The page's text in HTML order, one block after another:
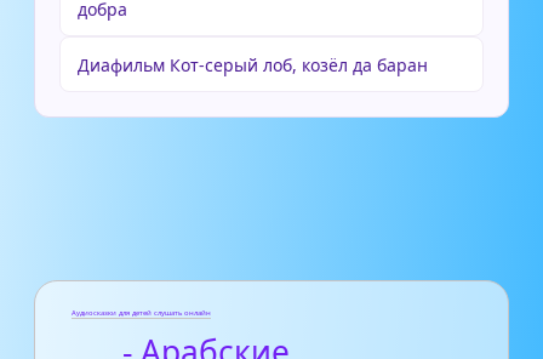
добра
Диафильм Кот-серый лоб, козёл да баран
Аудиосказки для детей слушать онлайн